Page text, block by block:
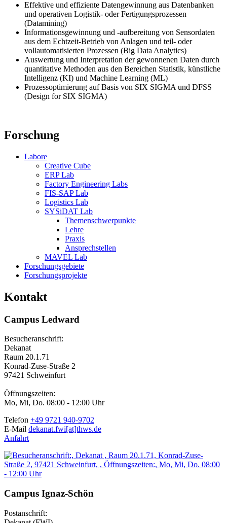
Effektive und effiziente Datengewinnung aus Datenbanken
und operativen Logistik- oder Fertigungsprozessen
(Datamining)
Informationsgewinnung und -aufbereitung von Sensordaten
aus dem Echtzeit-Betrieb von Anlagen und teil- oder
vollautomatisierten Prozessen (Big Data Analytics)
Auswertung und Interpretation der gewonnenen Daten durch
quantitative Methoden aus den Bereichen Statistik, künstliche
Intelligenz (KI) und Machine Learning (ML)
Prozessoptimierung auf Basis von SIX SIGMA und DFSS
(Design for SIX SIGMA)
Forschung
Labore
Creative Cube
ERP Lab
Factory Engineering Labs
FIS-SAP Lab
Logistics Lab
SYSiDAT Lab
Themenschwerpunkte
Lehre
Praxis
Ansprechstellen
MAVEL Lab
Forschungsgebiete
Forschungsprojekte
Kontakt
Campus Ledward
Besucheranschrift:
Dekanat
Raum 20.1.71
Konrad-Zuse-Straße 2
97421 Schweinfurt
Öffnungszeiten:
Mo, Mi, Do. 08:00 - 12:00 Uhr
Telefon +49 9721 940-9702
E-Mail dekanat.fwi[at]thws.de
Anfahrt
Campus Ignaz-Schön
Postanschrift: